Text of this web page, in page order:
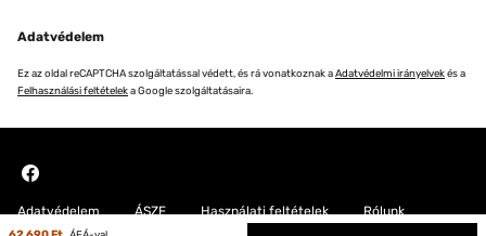
Adatvédelem
Ez az oldal reCAPTCHA szolgáltatással védett, és rá vonatkoznak aAdatvédelmi irányelvekés a
Felhasználási feltételeka Google szolgáltatásaira.
Adatvédelem ÁSZF Használati feltételek Rólunk